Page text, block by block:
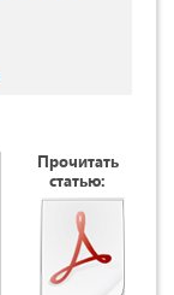
Прочитать
статью: